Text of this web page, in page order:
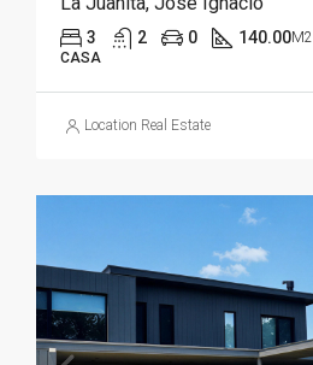
3 2 0 140.00M2
CASA
Location Real Estate